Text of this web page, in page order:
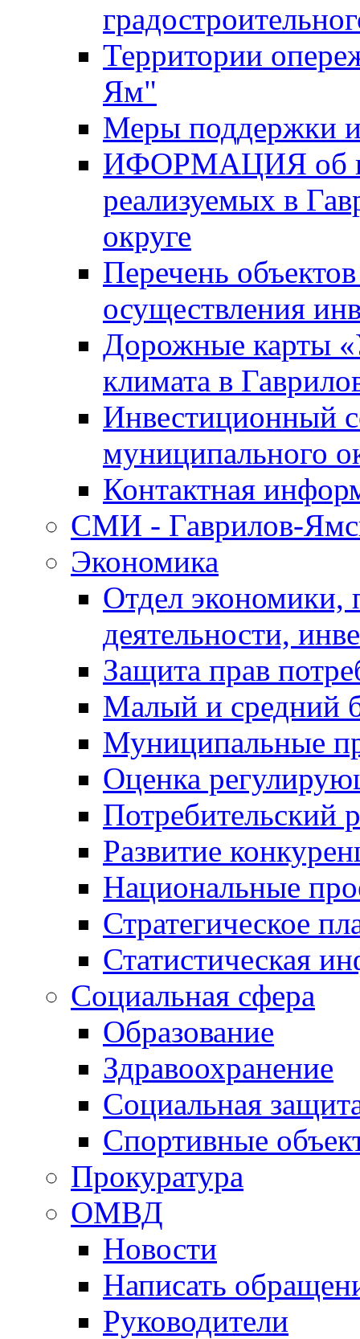
Территории
Ям"
Меры поддержки
ИФОРМАЦИЯ об
реализуемых в
округе
Перечень
осуществления
Дорожные карты
климата в
Инвестиционный
муниципального
Контактная
СМИ - Гаврилов-
Экономика
Отдел экономики,
деятельности,
Защита прав
Малый и средний
Муниципальные
Оценка
Потребительский
Развитие
Национальные
Стратегическое
Статистическая
Социальная сфера
Образование
Здравоохранение
Социальная
Спортивные
Прокуратура
ОМВД
Новости
Написать
Руководители